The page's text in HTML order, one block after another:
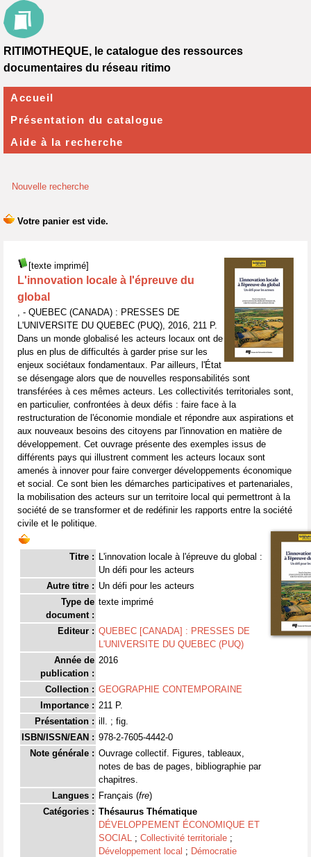
Nouvelle recherche
[texte imprimé]
L'innovation locale à l'épreuve du
global
, - QUEBEC (CANADA) : PRESSES DE
L'UNIVERSITE DU QUEBEC (PUQ), 2016, 211 P.
Dans un monde globalisé les acteurs locaux ont de
plus en plus de difficultés à garder prise sur les
enjeux sociétaux fondamentaux. Par ailleurs, l'État
se désengage alors que de nouvelles responsabilités sont
transférées à ces mêmes acteurs. Les collectivités territoriales sont,
en particulier, confrontées à deux défis : faire face à la
restructuration de l'économie mondiale et répondre aux aspirations et
aux nouveaux besoins des citoyens par l'innovation en matière de
développement. Cet ouvrage présente des exemples issus de
différents pays qui illustrent comment les acteurs locaux sont
amenés à innover pour faire converger développements économique
et social. Ce sont bien les démarches participatives et partenariales,
la mobilisation des acteurs sur un territoire local qui permettront à la
société de se transformer et de redéfinir les rapports entre la société
civile et le politique.
Titre : L'innovation locale à l'épreuve du global :
Un défi pour les acteurs
Autre titre : Un défi pour les acteurs
Type de
document :
texte imprimé
Editeur : QUEBEC [CANADA] : PRESSES DE
L'UNIVERSITE DU QUEBEC (PUQ)
Année de
publication :
2016
Collection : GEOGRAPHIE CONTEMPORAINE
Importance : 211 P.
Présentation : ill. ; fig.
ISBN/ISSN/EAN : 978-2-7605-4442-0
Note générale : Ouvrage collectif. Figures, tableaux,
notes de bas de pages, bibliographie par
chapitres.
Langues : Français (fre)
Catégories : Thésaurus Thématique
DÉVELOPPEMENT ÉCONOMIQUE ET
SOCIAL ; Collectivité territoriale ;
Développement local ; Démocratie
RITIMOTHEQUE, le catalogue des ressources
documentaires du réseau ritimo
Accueil
Présentation du catalogue
Aide à la recherche